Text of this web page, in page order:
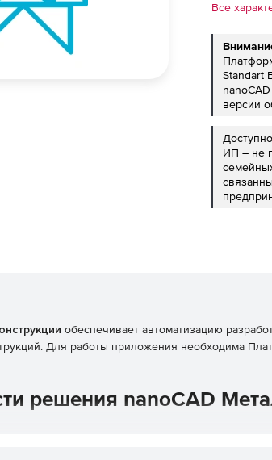
Все
Standart
версии
ИП – не
обеспечивает автоматизацию
Для работы приложения необходима
решения nanoCAD